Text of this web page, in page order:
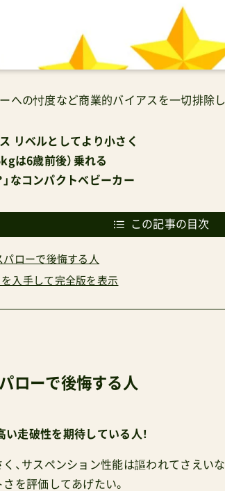
への忖度など商業的バイアスを一切排除し
リベルとしてより小さく
は6歳前後）乗れる
」なコンパクトベビーカー
この記事の目次
パローで後悔する人
入手して完全版を表示
ローで後悔する人
い走破性を期待している人！
、サスペンション性能は謳われてさえい
を評価してあげたい。